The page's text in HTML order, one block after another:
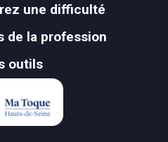
une difficulté
de la profession
outils